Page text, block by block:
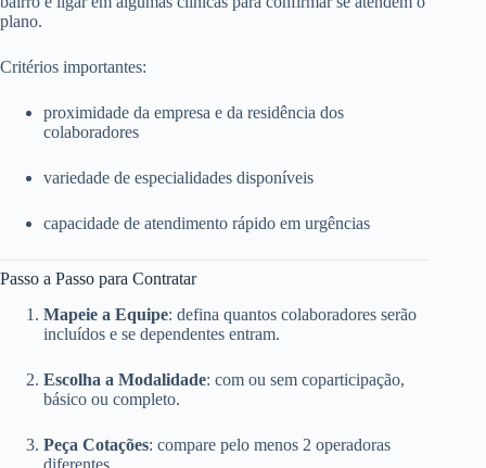
plano.
Critérios importantes:
proximidade da empresa e da residência dos
colaboradores
variedade de especialidades disponíveis
capacidade de atendimento rápido em urgências
Passo a Passo para Contratar
Mapeie a Equipe: defina quantos colaboradores serão
incluídos e se dependentes entram.
Escolha a Modalidade: com ou sem coparticipação,
básico ou completo.
Peça Cotações: compare pelo menos 2 operadoras